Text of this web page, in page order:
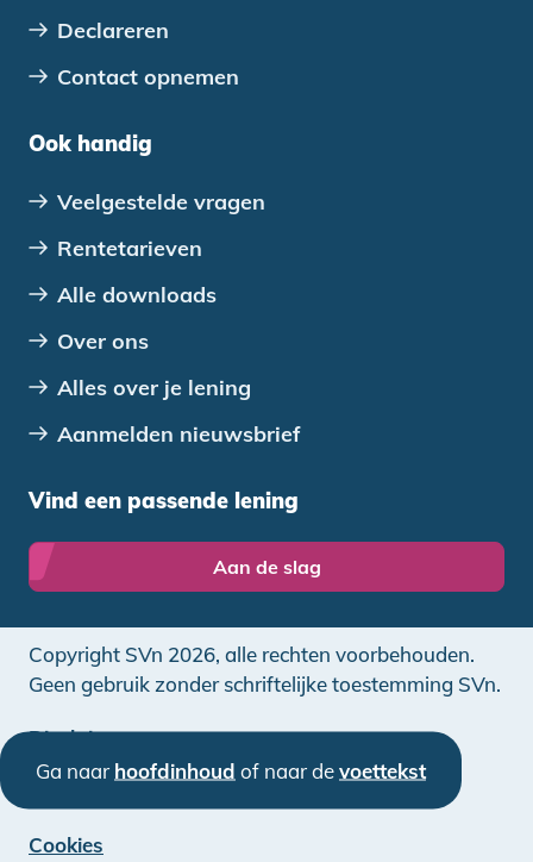
Declareren
Contact opnemen
Ook handig
Veelgestelde vragen
Rentetarieven
Alle downloads
Over ons
Alles over je lening
Aanmelden nieuwsbrief
Vind een passende lening
Aan de slag
Copyright SVn 2026, alle rechten voorbehouden.
Geen gebruik zonder schriftelijke toestemming SVn.
Disclaimer
Cookies
Ga naar hoofdinhoud of naar devoettekst